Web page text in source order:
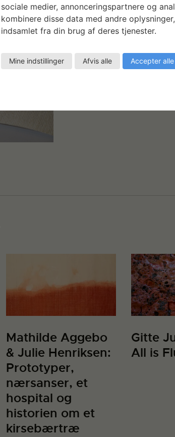
Mathilde Aggebo
& Julie Henriksen:
Prototyper,
nærsanser, et
hospital og
historien om et
kirsebærtræ
Gitte
All is
sociale medier, annonceringspartnere og
kombinere disse data med andre
indsamlet fra din brug af deres tjenester.
Mine indstillinger Afvis alle Accepter alle